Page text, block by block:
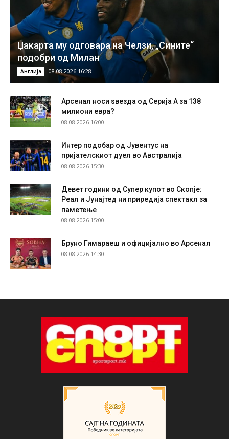
Џакарта му одговара на Челзи, „Сините“
подобри од Милан
Англија 08.08.2026 16:28
Арсенал носи ѕвезда од Серија А за 138
милиони евра?
08.08.2026 16:00
Интер подобар од Јувентус на
пријателскиот дуел во Австралија
08.08.2026 15:30
Девет години од Супер купот во Скопје:
Реал и Јунајтед ни приредија спектакл за
паметење
08.08.2026 15:00
Бруно Гимараеш и официјално во Арсенал
08.08.2026 14:30